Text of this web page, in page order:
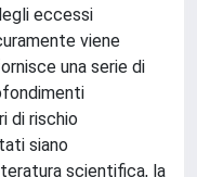
eccessi
viene
una serie di
di rischio
siano
scientifica, la